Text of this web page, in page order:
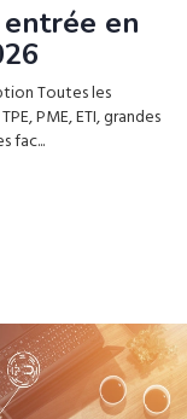
en
Toutes les
PME, ETI, grandes
fac...